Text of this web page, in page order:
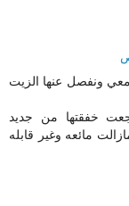
ونفصل عنها الزيت
خفقتها من جديد
مائعه وغير قابله